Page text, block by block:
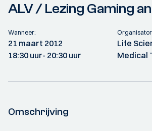
ALV / Lezing Gaming
Wanneer:
21 maart 2012
18:30 uur- 20:30 uur
Life
Medical
Omschrijving